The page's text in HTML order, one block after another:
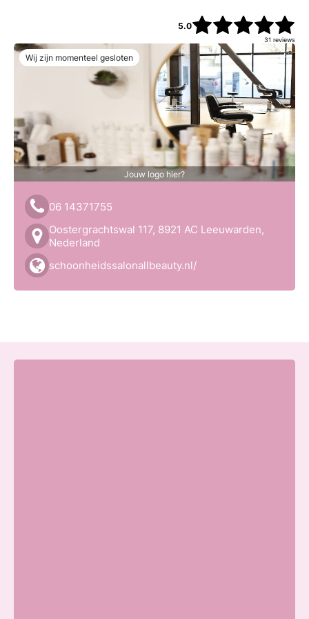
Jouw logo hier?
Wij zijn momenteel gesloten
06 14371755
Oostergrachtswal 117, 8921 AC Leeuwarden,
Nederland
schoonheidssalonallbeauty.nl/
5.0
31 reviews